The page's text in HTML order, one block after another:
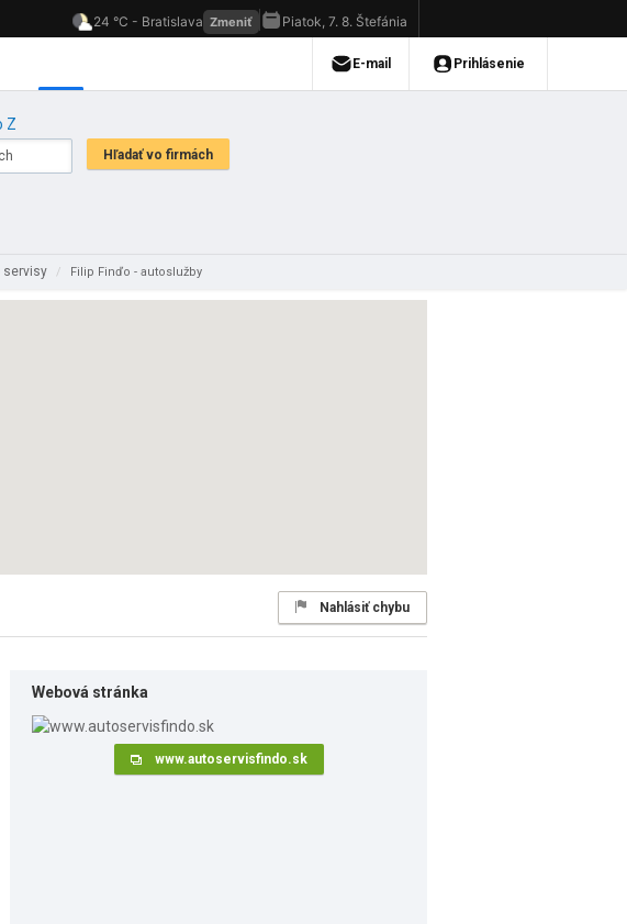
Z
servisy / Filip Finďo - autoslužby
Nahlásiť chybu
Webová stránka
www.autoservisfindo.sk